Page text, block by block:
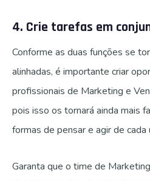
4. Crie tarefas em
Conforme as duas funções se
alinhadas, é importante criar
profissionais de Marketing e
pois isso os tornará ainda mais
formas de pensar e agir de cada
Garanta que o time de